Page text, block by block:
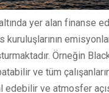
yer alan finanse
Örneğin
ve tüm
edebilir ve atmosfer